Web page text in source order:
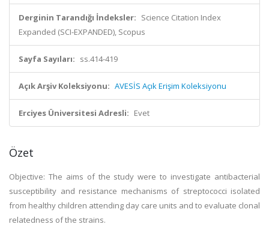
Derginin Tarandığı İndeksler: Science Citation Index
Expanded (SCI-EXPANDED), Scopus
Sayfa Sayıları: ss.414-419
Açık Arşiv Koleksiyonu: AVESİS Açık Erişim Koleksiyonu
Erciyes Üniversitesi Adresli: Evet
Özet
Objective: The aims of the study were to investigate antibacterial
susceptibility and resistance mechanisms of streptococci isolated
from healthy children attending day care units and to evaluate clonal
relatedness of the strains.